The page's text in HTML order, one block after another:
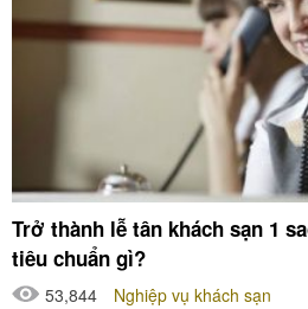
Trở thành lễ tân khách sạn 1
tiêu chuẩn gì?
53,844
Nghiệp vụ khách sạn